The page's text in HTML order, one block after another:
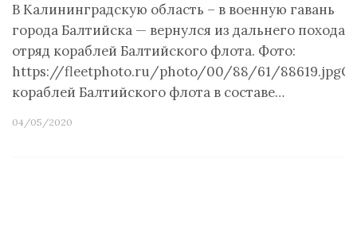
В Калининградскую область – в военную гавань
города Балтийска — вернулся из дальнего похода
отряд кораблей Балтийского флота. Фото:
https://fleetphoto.ru/photo/00/88/61/
кораблей Балтийского флота в составе…
04/05/2020